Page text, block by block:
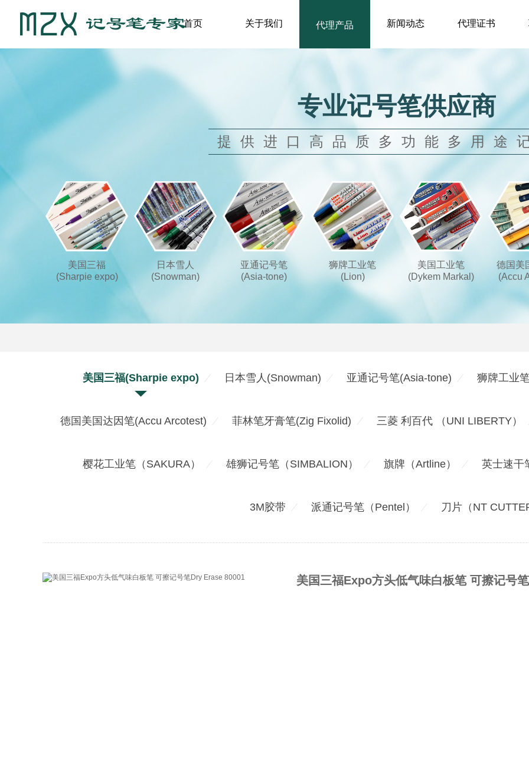
首页 关于我们 代理产品 新闻动态 代理证书
专业记号笔供应商
提供进口高品质多功能多用途
美国三福
(Sharpie expo)
日本雪人
(Snowman)
亚通记号笔
(Asia-tone)
狮牌工业笔
(Lion)
美国工业笔
(Dykem Markal)
德国美
(Accu
美国三福(Sharpie expo) 日本雪人(Snowman) 亚通记号笔(Asia-tone) 狮牌工业
德国美国达因笔(Accu Arcotest) 菲林笔牙膏笔(Zig Fixolid) 三菱 利百代 （UNI LIBERTY）
樱花工业笔（SAKURA） 雄狮记号笔（SIMBALION） 旗牌（Artline） 英士速干
3M胶带 派通记号笔（Pentel） 刀片（NT
美国三福Expo方头低气味白板笔 可擦记号